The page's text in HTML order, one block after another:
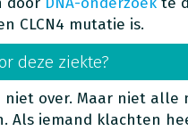
CLCN4 mutatie is.
deze ziekte?
niet over. Maar niet
Als iemand klachten